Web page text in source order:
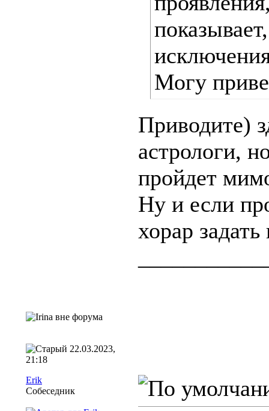
Могу
Приводите)
астрологи,
пройдет
Ну и если
хорар
22.03.2023,
21:18
Erik
Собеседник